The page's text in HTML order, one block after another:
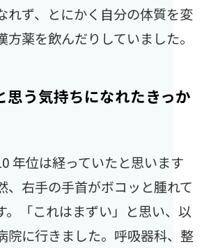
れず、とにかく自分の体質を変
方薬を飲んだりしていました。
思う気持ちになれたきっか
年位は経っていたと思います
、右手の手首がボコッと腫れて
。「これはまずい」と思い、以
院に行きました。呼吸器科、整